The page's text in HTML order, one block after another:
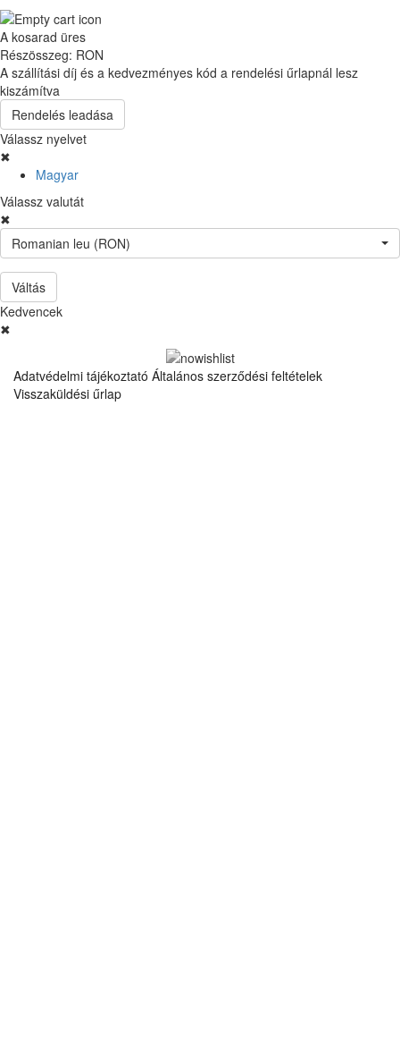
A kosarad üres
Részösszeg: RON
A szállítási díj és a kedvezményes kód a rendelési űrlapnál lesz
kiszámítva
Rendelés leadása
Válassz nyelvet
✖
Magyar
Válassz valutát
✖
Romanian leu (RON)
Váltás
Kedvencek
✖
Adatvédelmi tájékoztató Általános szerződési feltételek
Visszaküldési űrlap